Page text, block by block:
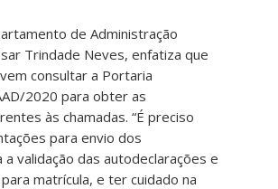
de Administração
Trindade Neves, enfatiza que
consultar a Portaria
2020 para obter as
às chamadas. “É preciso
para envio dos
validação das autodeclarações e
matrícula, e ter cuidado na